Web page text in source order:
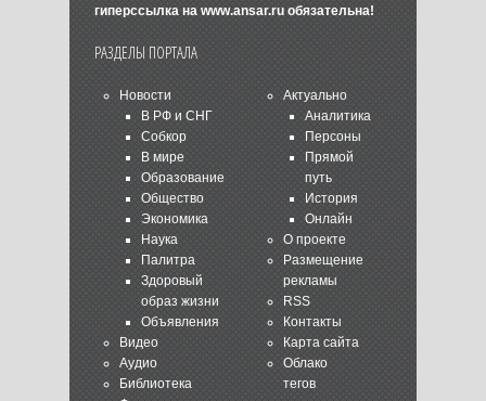
гиперссылка на www.ansar.ruобязательна!
РАЗДЕЛЫ ПОРТАЛА
Новости
В РФ и СНГ
Собкор
В мире
Образование
Общество
Экономика
Наука
Палитра
Здоровый
образ жизни
Объявления
Видео
Аудио
Библиотека
Актуально
Аналитика
Персоны
Прямой
путь
История
Онлайн
О проекте
Размещение
рекламы
RSS
Контакты
Карта сайта
Облако
тегов